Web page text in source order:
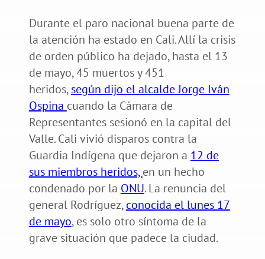
Durante el paro nacional buena parte de
la atención ha estado en Cali. Allí la crisis
de orden público ha dejado, hasta el 13
de mayo, 45 muertos y 451
heridos,según dijo el alcalde Jorge Iván
Ospina cuando la Cámara de
Representantes sesionó en la capital del
Valle. Cali vivió disparos contra la
Guardia Indígena que dejaron a 12 de
sus miembros heridos,en un hecho
condenado por la ONU. La renuncia del
general Rodríguez,conocida el lunes 17
de mayo, es solo otro síntoma de la
grave situación que padece la ciudad.